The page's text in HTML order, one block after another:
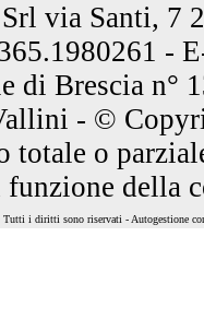
via Santi, 7
-
di Brescia n°
- ©
totale o
funzione della
i diritti sono riservati - Autogestione